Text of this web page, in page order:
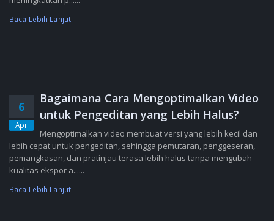
Baca Lebih Lanjut
6
Apr
Bagaimana Cara Mengoptimalkan Video
untuk Pengeditan yang Lebih Halus?
Mengoptimalkan video membuat versi yang lebih kecil dan
lebih cepat untuk pengeditan, sehingga pemutaran, penggeseran,
pemangkasan, dan pratinjau terasa lebih halus tanpa mengubah
kualitas ekspor a......
Baca Lebih Lanjut